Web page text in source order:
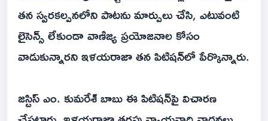
తన స్వరకల్పనలోని పాటను మార్పులు చేసి, ఎటువంటి
లైసెన్స్ లేకుండా వాణిజ్య ప్రయోజనాల కోసం
వాడుకున్నారని ఇళయరాజా తన పిటిషన్‌లో పేర్కొన్నారు.
జస్టిస్ ఎం. కుమరేశ్ బాబు ఈ పిటిషన్‌పై విచారణ